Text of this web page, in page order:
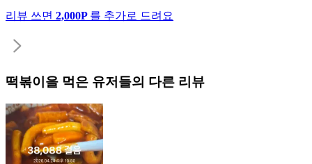
리뷰 쓰면 2,000P 를 추가로 드려요
떡볶이 을 먹은 유저들의 다른 리뷰